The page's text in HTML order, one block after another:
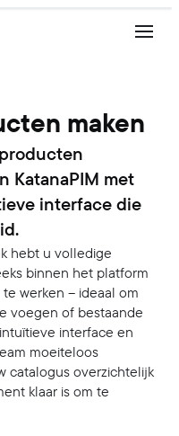
maken
KatanaPIM met
interface die
hebt u volledige
binnen het platform
werken – ideaal om
voegen of bestaande
interface en
moeiteloos
catalogus overzichtelijk
klaar is om te